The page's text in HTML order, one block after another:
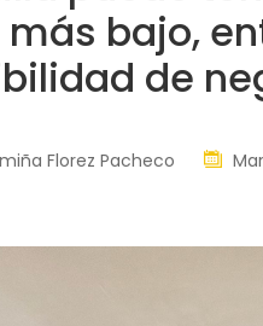
más bajo,
de
Florez Pacheco